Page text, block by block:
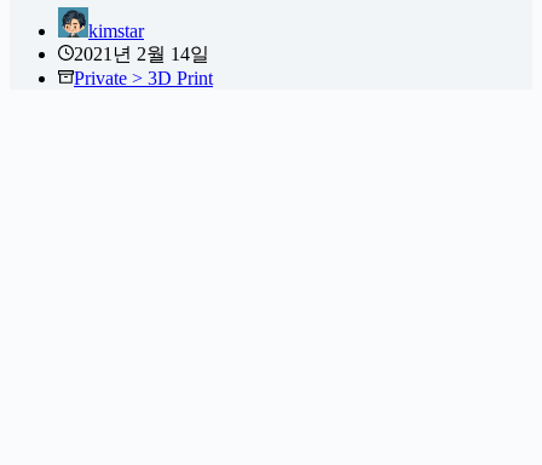
kimstar
2021년 2월 14일
Private > 3D Print